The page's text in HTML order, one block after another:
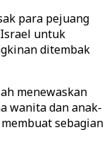
para pejuang
untuk
ditembak
menewaskan
wanita dan anak-
sebagian